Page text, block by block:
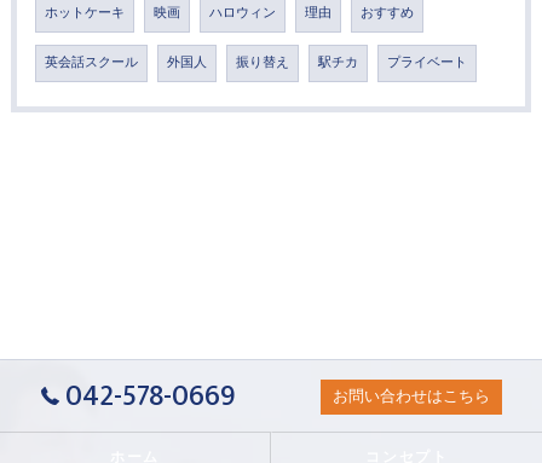
ホットケーキ 映画 ハロウィン 理由 おすすめ
英会話スクール 外国人 振り替え 駅チカ プライベート
042-578-0669 お問い合わせはこちら